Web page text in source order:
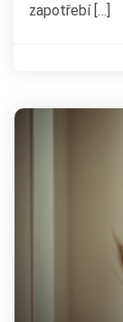
zapotřebí […]